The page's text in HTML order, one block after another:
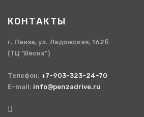
КОНТАКТЫ
г. Пенза, ул. Ладожская, 162б
(ТЦ "Весна")
Телефон: +7-903-323-24-70
E-mail: info@penzadrive.ru